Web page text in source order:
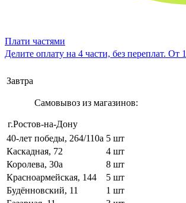
Плати частями
Делите оплату на 4 части, без переплат. От
Завтра
Самовывоз из магазинов:
г.Ростов-на-Дону
40-лет победы, 264/110а 5 шт
Каскадная, 72
4 шт
Королева, 30а
8 шт
Красноармейская, 144
5 шт
Будённовский, 11
1 шт